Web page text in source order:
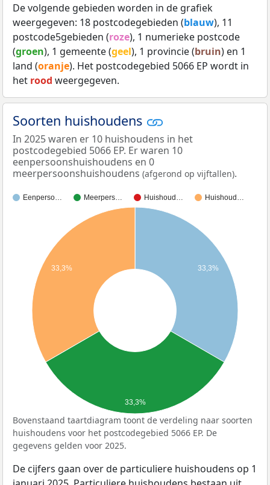
De volgende gebieden worden in de grafiek
weergegeven: 18 postcodegebieden (blauw), 11
postcode5gebieden (roze), 1 numerieke postcode
(groen), 1 gemeente (geel), 1 provincie (bruin) en 1
land (oranje). Het postcodegebied 5066 EP wordt in
het rood weergegeven.
Soorten huishoudens
In 2025 waren er 10 huishoudens in het
postcodegebied 5066 EP. Er waren 10
eenpersoonshuishoudens en 0
meerpersoonshuishoudens (afgerond op vijftallen).
Eenperso… Meerpers… Huishoud… Huishoud…
33,3%
33,3%
33,3%
Bovenstaand taartdiagram toont de verdeling naar soorten
huishoudens voor het postcodegebied 5066 EP. De
gegevens gelden voor 2025.
De cijfers gaan over de particuliere huishoudens op 1